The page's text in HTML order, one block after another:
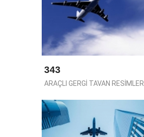
343
ARAÇLI GERGİ TAVAN RESİMLERİ